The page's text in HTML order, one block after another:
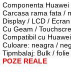
Componenta Huawei
Carcasa rama fata /
Display / LCD / Ecran
Cu Geam /
Compatibil cu
Culoare: neagra /
Tipmbalaj: Bulk /
POZE REALE